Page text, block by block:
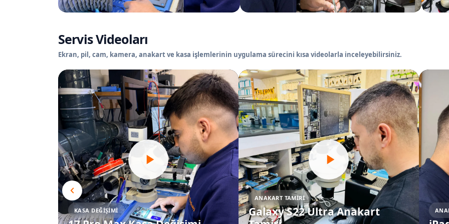
Servis Videoları
Ekran, pil, cam, kamera, anakart ve kasa işlemlerinin uygulama sürecini kısa videolarla inceleyebilirsiniz.
KASA DEĞIŞIMI
ANAKART TAMIRI
Galaxy S22 Ultra Anakart